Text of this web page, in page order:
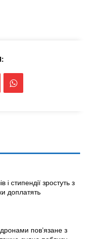
і стипендії зростуть з
доплатять
пов’язане з